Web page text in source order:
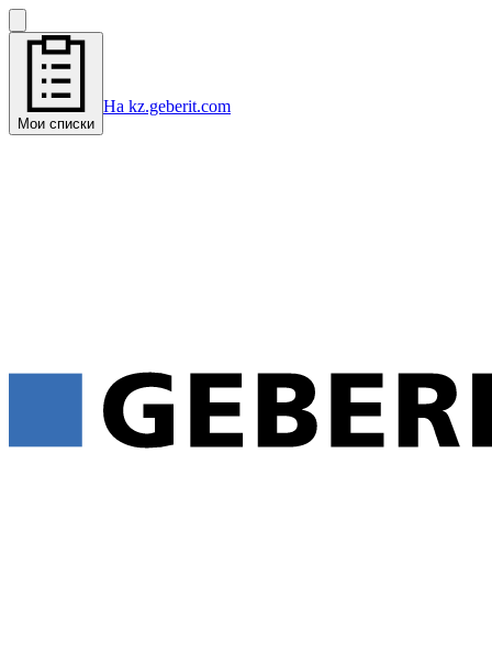
Мои списки
На kz.geberit.com